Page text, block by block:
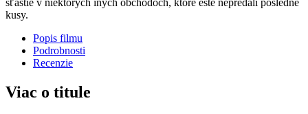
kusy.
Popis filmu
Podrobnosti
Recenzie
Viac o titule